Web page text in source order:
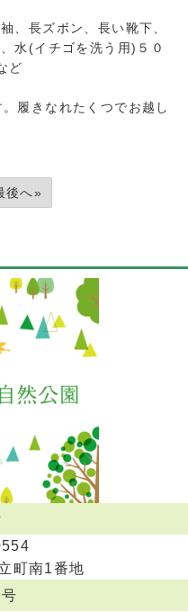
、長ズボン、長い靴下、
水(イチゴを洗う用)５０
ど
履きなれたくつでお越し
後へ»
町南1番地